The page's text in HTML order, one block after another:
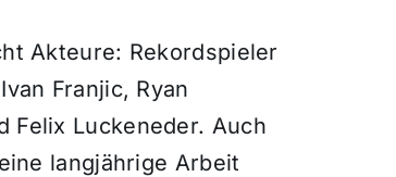
Akteure: Rekordspieler
Franjic, Ryan
Felix Luckeneder. Auch
langjährige Arbeit